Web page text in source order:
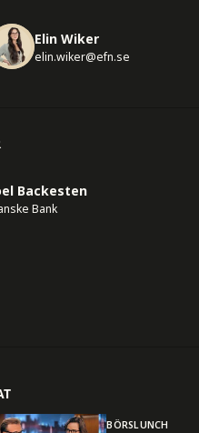
Elin Wiker
elin.wiker@efn.se
Backesten
Bank
BÖRSLUNCH